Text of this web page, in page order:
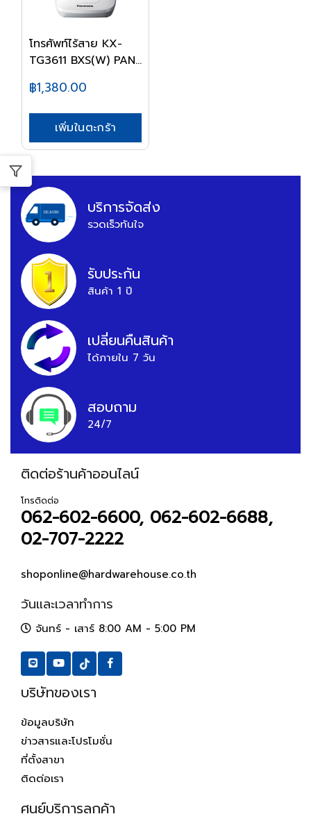
โทรศัพท์ไร้สาย KX-
TG3611 BXS(W) PAN...
฿1,380.00
เพิ่มในตะกร้า
บริการจัดส่ง
รวดเร็วทันใจ
รับประกัน
สินค้า 1 ปี
เปลี่ยนคืนสินค้า
ได้ภายใน 7 วัน
สอบถาม
24/7
ติดต่อร้านค้าออนไลน์
โทรติดต่อ
062-602-6600, 062-602-6688,
02-707-2222
shoponline@hardwarehouse.co.th
วันและเวลาทำการ
จันทร์ - เสาร์ 8:00 AM - 5:00 PM
บริษัทของเรา
ข้อมูลบริษัท
ข่าวสารและโปรโมชั่น
ที่ตั้งสาขา
ติดต่อเรา
ศูนย์บริการลูกค้า